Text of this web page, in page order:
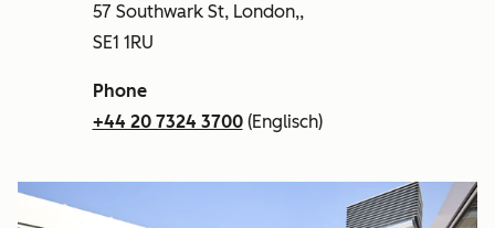
57 Southwark St, London,,
SE1 1RU
Phone
+44 20 7324 3700(Englisch)